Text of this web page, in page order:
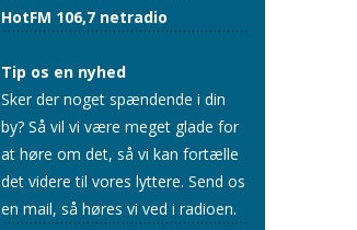
HotFM 106,7 netradio
Tip os en nyhed
Sker der noget spændende i din
by? Så vil vi være meget glade for
at høre om det, så vi kan fortælle
det videre til vores lyttere. Send os
en mail, så høres vi ved i radioen.